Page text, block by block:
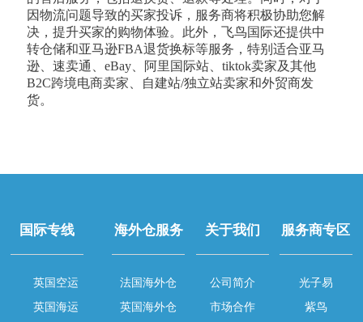
因物流问题导致的买家投诉，服务商将积极协助您解
决，提升买家的购物体验。此外，飞鸟国际还提供中
转仓储和亚马逊FBA退货换标等服务，特别适合亚马
逊、速卖通、eBay、阿里国际站、tiktok卖家及其他
B2C跨境电商卖家、自建站/独立站卖家和外贸商发
货。
国际专线
英国空运
英国海运
海外仓服务
法国海外仓
英国海外仓
关于我们
公司简介
市场合作
服务商专区
光子易
紫鸟